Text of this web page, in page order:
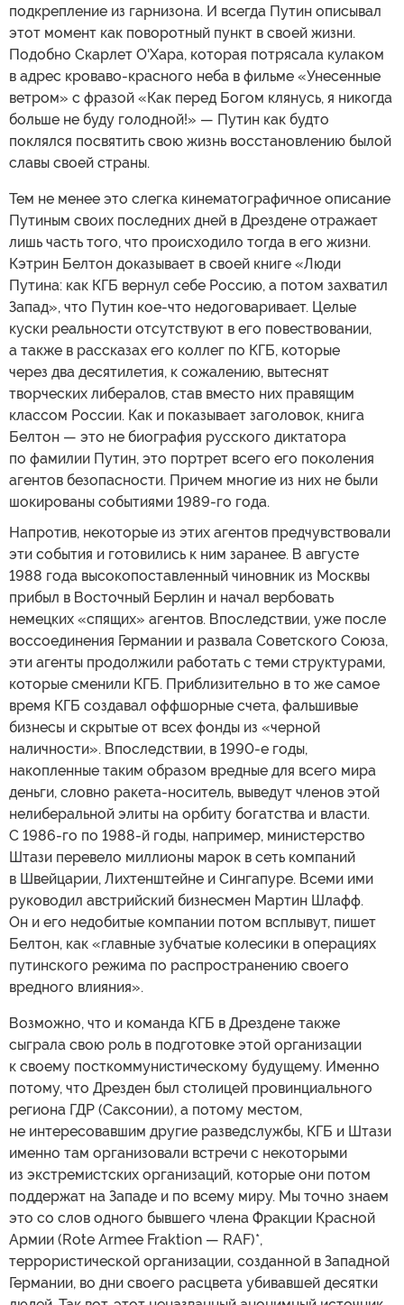
подкрепление из гарнизона. И всегда Путин описывал
этот момент как поворотный пункт в своей жизни.
Подобно Скарлет О'Хара, которая потрясала кулаком
в адрес кроваво-красного неба в фильме «Унесенные
ветром» с фразой «Как перед Богом клянусь, я никогда
больше не буду голодной!» — Путин как будто
поклялся посвятить свою жизнь восстановлению былой
славы своей страны.
Тем не менее это слегка кинематографичное описание
Путиным своих последних дней в Дрездене отражает
лишь часть того, что происходило тогда в его жизни.
Кэтрин Белтон доказывает в своей книге «Люди
Путина: как КГБ вернул себе Россию, а потом захватил
Запад», что Путин кое-что недоговаривает. Целые
куски реальности отсутствуют в его повествовании,
а также в рассказах его коллег по КГБ, которые
через два десятилетия, к сожалению, вытеснят
творческих либералов, став вместо них правящим
классом России. Как и показывает заголовок, книга
Белтон — это не биография русского диктатора
по фамилии Путин, это портрет всего его поколения
агентов безопасности. Причем многие из них не были
шокированы событиями 1989-го года.
Напротив, некоторые из этих агентов предчувствовали
эти события и готовились к ним заранее. В августе
1988 года высокопоставленный чиновник из Москвы
прибыл в Восточный Берлин и начал вербовать
немецких «спящих» агентов. Впоследствии, уже после
воссоединения Германии и развала Советского Союза,
эти агенты продолжили работать с теми структурами,
которые сменили КГБ. Приблизительно в то же самое
время КГБ создавал оффшорные счета, фальшивые
бизнесы и скрытые от всех фонды из «черной
наличности». Впоследствии, в 1990-е годы,
накопленные таким образом вредные для всего мира
деньги, словно ракета-носитель, выведут членов этой
нелиберальной элиты на орбиту богатства и власти.
С 1986-го по 1988-й годы, например, министерство
Штази перевело миллионы марок в сеть компаний
в Швейцарии, Лихтенштейне и Сингапуре. Всеми ими
руководил австрийский бизнесмен Мартин Шлафф.
Он и его недобитые компании потом всплывут, пишет
Белтон, как «главные зубчатые колесики в операциях
путинского режима по распространению своего
вредного влияния».
Возможно, что и команда КГБ в Дрездене также
сыграла свою роль в подготовке этой организации
к своему посткоммунистическому будущему. Именно
потому, что Дрезден был столицей провинциального
региона ГДР (Саксонии), а потому местом,
не интересовавшим другие разведслужбы, КГБ и Штази
именно там организовали встречи с некоторыми
из экстремистских организаций, которые они потом
поддержат на Западе и по всему миру. Мы точно знаем
это со слов одного бывшего члена Фракции Красной
Армии (Rote Armee Fraktion — RAF)*,
террористической организации, созданной в Западной
Германии, во дни своего расцвета убивавшей десятки